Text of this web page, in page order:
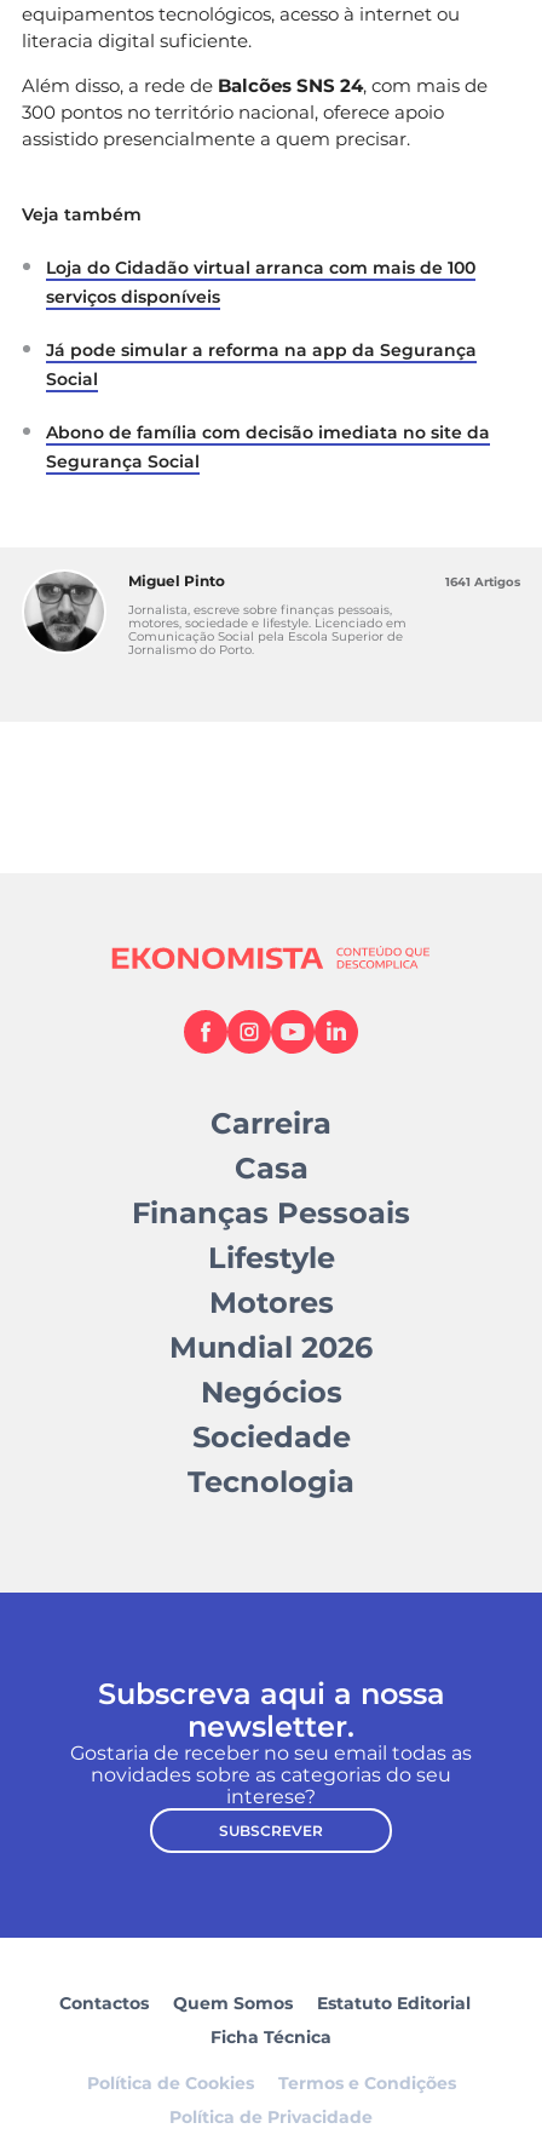
equipamentos tecnológicos, acesso à internet ou
literacia digital suficiente.
Além disso, a rede de Balcões SNS 24, com mais de
300 pontos no território nacional, oferece apoio
assistido presencialmente a quem precisar.
Veja também
Loja do Cidadão virtual arranca com mais de 100
serviços disponíveis
Já pode simular a reforma na app da Segurança
Social
Abono de família com decisão imediata no site da
Segurança Social
Miguel Pinto
Jornalista, escreve sobre finanças pessoais,
motores, sociedade e lifestyle. Licenciado em
Comunicação Social pela Escola Superior de
Jornalismo do Porto.
1641 Artigos
Carreira
Casa
Finanças Pessoais
Lifestyle
Motores
Mundial 2026
Negócios
Sociedade
Tecnologia
Subscreva aqui a nossa
newsletter.
Gostaria de receber no seu email todas as
novidades sobre as categorias do seu
interese?
SUBSCREVER
Contactos Quem Somos
Estatuto Editorial
Ficha Técnica
Política de Cookies
Termos e Condições
Política de Privacidade